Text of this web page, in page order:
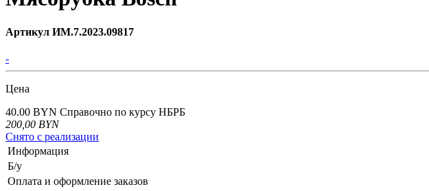
Артикул ИМ.7.2023.09817
-
Цена
40.00 BYN Справочно по курсу НБРБ
200,00 BYN
Снято с реализации
Информация
Б/у
Оплата и оформление заказов